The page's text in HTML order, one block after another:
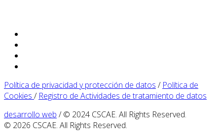
Política de privacidad y protección de datos / Política de
Cookies / Registro de Actividades de tratamiento de datos
desarrollo web / © 2024 CSCAE. All Rights Reserved.
© 2026 CSCAE. All Rights Reserved.